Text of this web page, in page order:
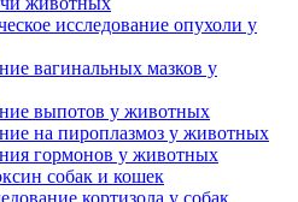
исследование опухоли у
вагинальных мазков у
выпотов у животных
на пироплазмоз у животных
гормонов у животных
собак и кошек
кортизола у собак